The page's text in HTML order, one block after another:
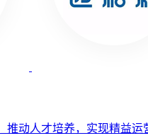
推动人才培养，实现精益运